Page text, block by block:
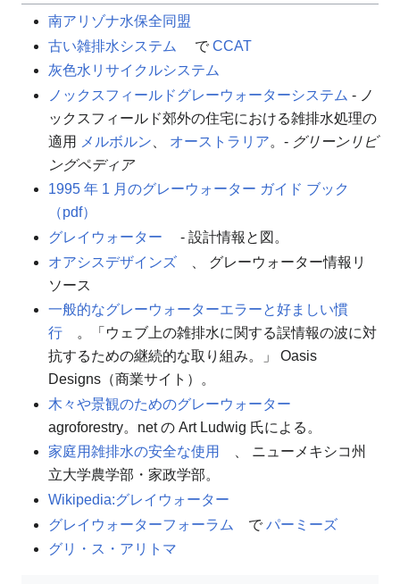
南アリゾナ水保全同盟
古い雑排水システム
で CCAT
灰色水リサイクルシステム
ノックスフィールドグレーウォーターシステム - ノ
ックスフィールド郊外の住宅における雑排水処理の
適用
メルボルン オーストラリア。- グリーンリビ
ングペディア
1995 年 1 月のグレーウォーター ガイド ブック
（pdf）
グレイウォーター
- 設計情報と図。
オアシスデザインズ
、 グレーウォーター情報リ
ソース
一般的なグレーウォーターエラーと好ましい慣
行
。「ウェブ上の雑排水に関する誤情報の波に対
抗するための継続的な取り組み。」 Oasis
Designs（商業サイト）。
木々や景観のためのグレーウォーター
agroforestry。net の Art Ludwig 氏による。
家庭用雑排水の安全な使用
、 ニューメキシコ州
立大学農学部・家政学部。
Wikipedia:グレイウォーター
グレイウォーターフォーラム
で パーミーズ
グリ・ス・アリトマ